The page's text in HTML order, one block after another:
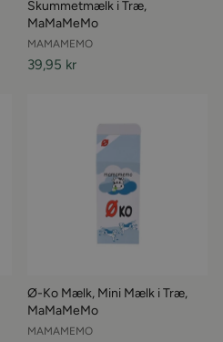
Skummetmælk i Træ,
MaMaMeMo
MAMAMEMO
39,95 kr
Ø-Ko Mælk, Mini Mælk i Træ,
MaMaMeMo
MAMAMEMO